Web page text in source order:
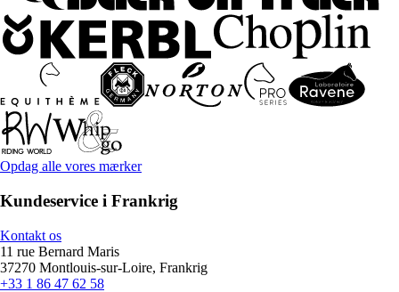
Opdag alle vores mærker
Kundeservice i Frankrig
Kontakt os
11 rue Bernard Maris
37270 Montlouis-sur-Loire, Frankrig
+33 1 86 47 62 58